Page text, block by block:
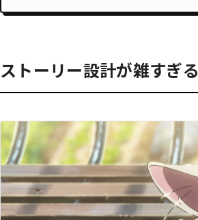
ストーリー設計が雑すぎる